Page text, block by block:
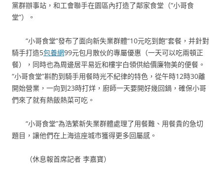
黨群辦事站，和工會聯手在園區內打造了鄰家食堂（“小哥食
堂”）。
“小哥食堂”發布了面向新失業群體“10元吃到飽”套餐，并針對
騎手打造5包養網99元包月散伙的專屬優惠（一天可以吃兩頓正
餐），同時也為周邊居平易近和樓宇白領供給價廉物美的便餐。
“小哥食堂”斟酌到騎手用餐時光不紀律的特色，從午時12時30離
開始營業，一向到23時打烊，廚師一天要開好幾回鍋，確保小哥
們來了就有熱飯熱菜可吃。
“小哥食堂”為浩繁新失業群體處理了用餐難、用餐貴的急切
題目，讓他們在上海這座城市獲得更多回屬感。
（休息報首席記者 李嘉寶）